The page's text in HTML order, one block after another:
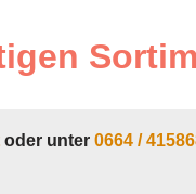
oder unter 0664 /